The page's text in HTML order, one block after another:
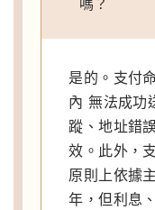
嗎？
是的。支付
內 無法成功
蹤、地址錯
效。此外，
原則上依據
年，但利息